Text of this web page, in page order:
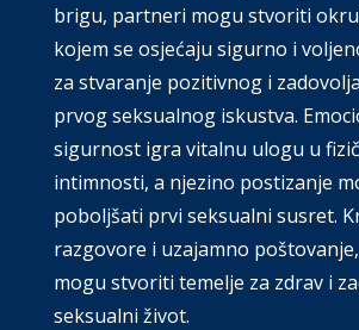
brigu, partneri mogu stvoriti
kojem se osjećaju sigurno i
za stvaranje pozitivnog i
prvog seksualnog iskustva.
sigurnost igra vitalnu ulogu u
intimnosti, a njezino postizanje
poboljšati prvi seksualni susret.
razgovore i uzajamno
mogu stvoriti temelje za zdrav i
seksualni život.